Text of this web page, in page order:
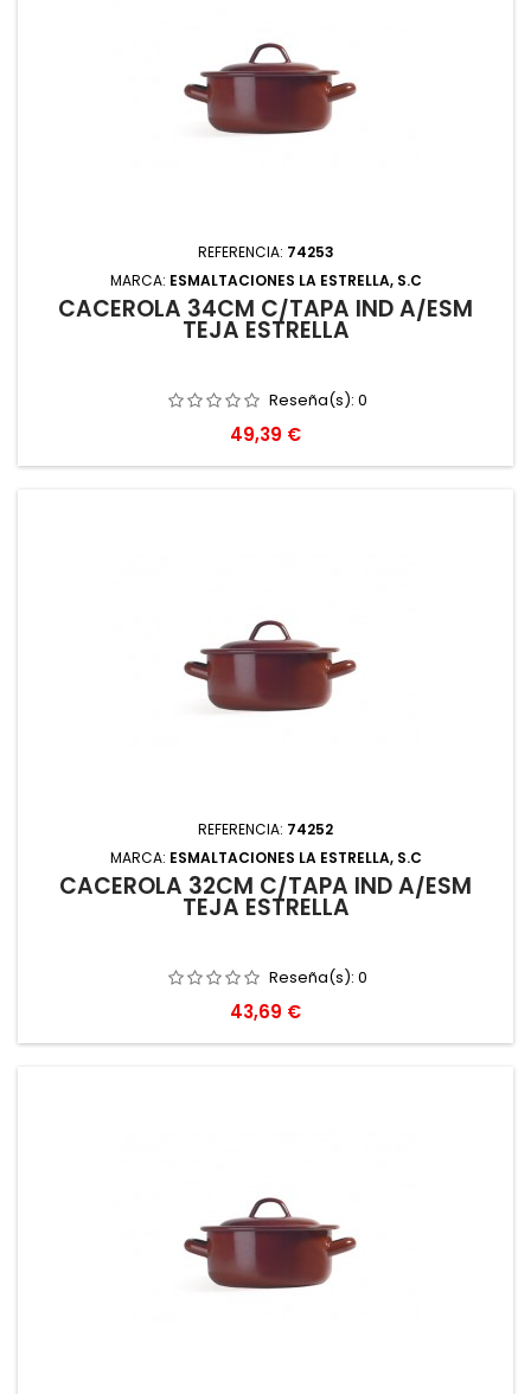
REFERENCIA: 74253
MARCA: ESMALTACIONES LA ESTRELLA, S.C
CACEROLA 34CM C/TAPA IND A/ESM
TEJA ESTRELLA
Reseña(s): 0
Precio
49,39 €
REFERENCIA: 74252
MARCA: ESMALTACIONES LA ESTRELLA, S.C
CACEROLA 32CM C/TAPA IND A/ESM
TEJA ESTRELLA
Reseña(s): 0
Precio
43,69 €